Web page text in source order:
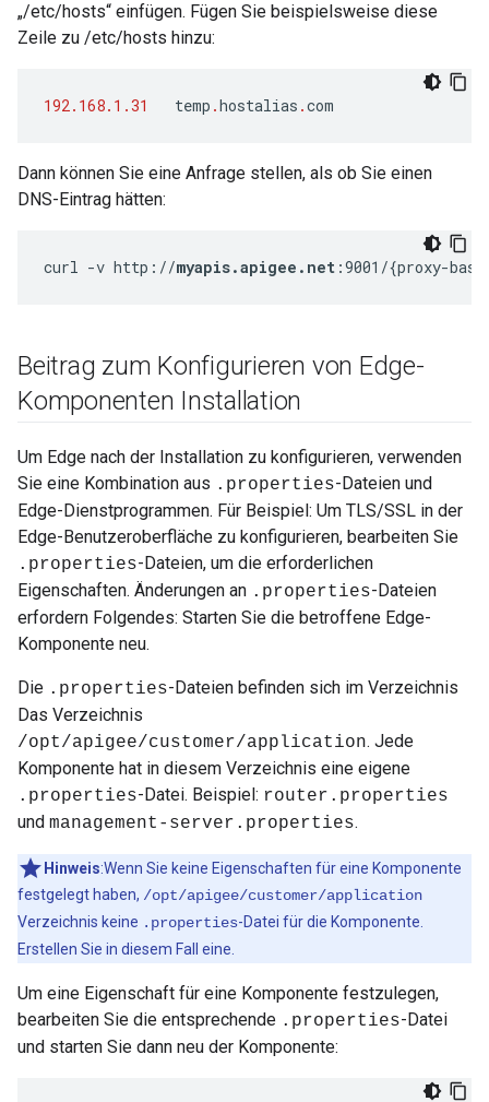
„/etc/hosts“ einfügen. Fügen Sie beispielsweise diese
Zeile zu /etc/hosts hinzu:
192.168.1.31 temp .hostalias .com
Dann können Sie eine Anfrage stellen, als ob Sie einen
DNS-Eintrag hätten:
curl -v http://myapis.apigee.net :9001/{proxy-
Beitrag zum Konfigurieren von Edge-
Komponenten Installation
Um Edge nach der Installation zu konfigurieren, verwenden
Sie eine Kombination aus .properties-Dateien und
Edge-Dienstprogrammen. Für Beispiel: Um TLS/SSL in der
Edge-Benutzeroberfläche zu konfigurieren, bearbeiten Sie
.properties-Dateien, um die erforderlichen
Eigenschaften. Änderungen an .properties-Dateien
erfordern Folgendes: Starten Sie die betroffene Edge-
Komponente neu.
Die .properties-Dateien befinden sich im Verzeichnis
Das Verzeichnis
/opt/apigee/customer/application. Jede
Komponente hat in diesem Verzeichnis eine eigene
.properties-Datei. Beispiel: router.properties
und management-server.properties.
Hinweis:Wenn Sie keine Eigenschaften für eine Komponente
festgelegt haben, /opt/apigee/customer/application
Verzeichnis keine .properties-Datei für die Komponente.
Erstellen Sie in diesem Fall eine.
Um eine Eigenschaft für eine Komponente festzulegen,
bearbeiten Sie die entsprechende .properties-Datei
und starten Sie dann neu der Komponente: